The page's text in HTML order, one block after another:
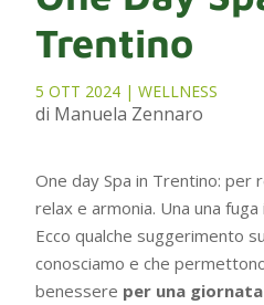
Trentino
5 OTT 2024 |WELLNESS
di Manuela Zennaro
One day Spa in Trentino: per
relax e armonia. Una una
Ecco qualche suggerimento
conosciamo e che
benessere per una